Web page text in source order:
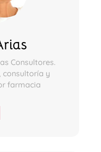
Consultores.
consultoría y
farmacia